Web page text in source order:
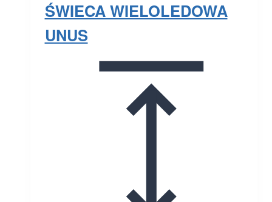
ŚWIECA WIELOLEDOWA
UNUS